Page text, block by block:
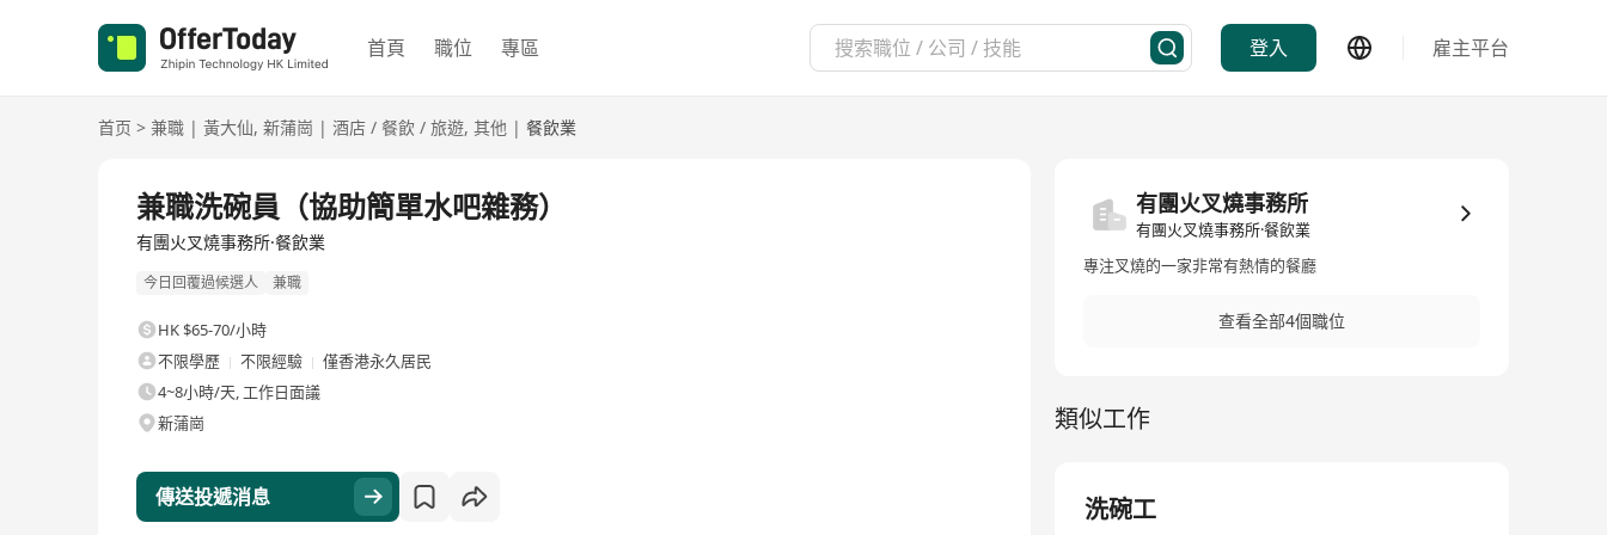
首頁 職位 專區 登入 雇主平台
首页 > 兼職 | 黃大仙, 新蒲崗 | 酒店 / 餐飲 / 旅遊, 其他 | 餐飲業
兼職洗碗員（協助簡單水吧雜務）
有團火叉燒事務所·餐飲業
今日回覆過候選人 兼職
HK $65-70/小時
不限學歷
不限經驗
僅香港永久居民
4~8小時/天, 工作日面議
新蒲崗
傳送投遞消息
有團火叉燒事務所
有團火叉燒事務所·餐飲業
專注叉燒的一家非常有熱情的餐廳
查看全部4個職位
類似工作
洗碗工